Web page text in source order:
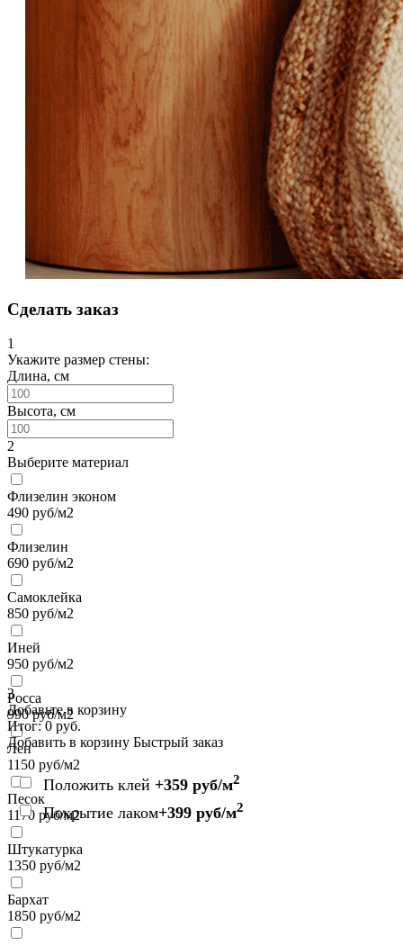
Сделать заказ
1
Укажите размер стены:
Длина, см
Высота, см
2
Выберите материал
Флизелин эконом
490 руб/м2
Флизелин
690 руб/м2
Самоклейка
850 руб/м2
Иней
950 руб/м2
Росса
990руб/м2
Лен
1150 руб/м2
Песок
1170 руб/м2
Штукатурка
1350 руб/м2
Бархат
1850 руб/м2
3
Добавьте в корзину
Итог:0 руб.
Добавить в корзину Быстрый заказ
Положить клей +359 руб/м2
Покрытие лаком+399 руб/м2